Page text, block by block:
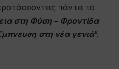
πάντα το
στη Φύση – Φροντίδα
στη νέα γενιά”.